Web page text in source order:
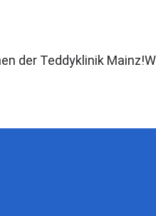
der Teddyklinik Mainz!